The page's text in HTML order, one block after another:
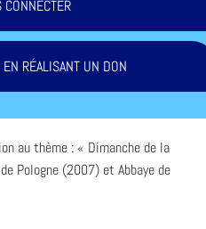
CONNECTER
RÉALISANT UN DON
au thème : « Dimanche de la
Pologne (2007) et Abbaye de